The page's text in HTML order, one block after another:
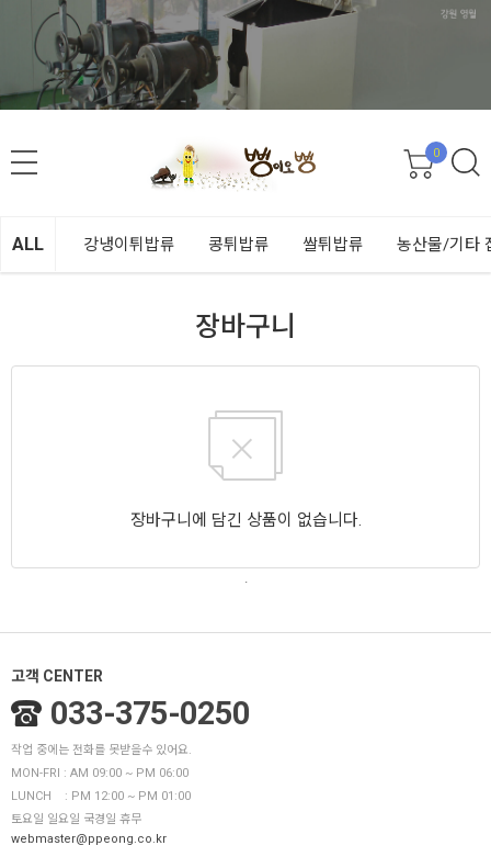
0
ALL 강냉이튀밥류 콩튀밥류 쌀튀밥류 농산물/기타
장바구니
장바구니에 담긴 상품이 없습니다.
.
고객 CENTER
033-375-0250
작업 중에는 전화를 못받을수 있어요.
MON-FRI : AM 09:00 ~ PM 06:00
LUNCH : PM 12:00 ~ PM 01:00
토요일 일요일 국경일 휴무
webmaster@ppeong.co.kr